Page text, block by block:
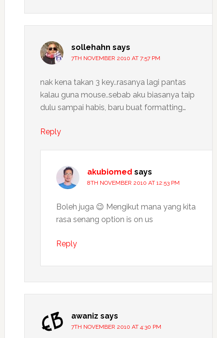
sollehahn says
7TH NOVEMBER 2010 AT 7:57 PM
nak kena takan 3 key..rasanya lagi pantas
kalau guna mouse..sebab aku biasanya taip
dulu sampai habis, baru buat formatting…
Reply
akubiomed says
8TH NOVEMBER 2010 AT 12:53 PM
Boleh juga 😉 Mengikut mana yang kita
rasa senang option is on us
Reply
awaniz says
7TH NOVEMBER 2010 AT 4:30 PM